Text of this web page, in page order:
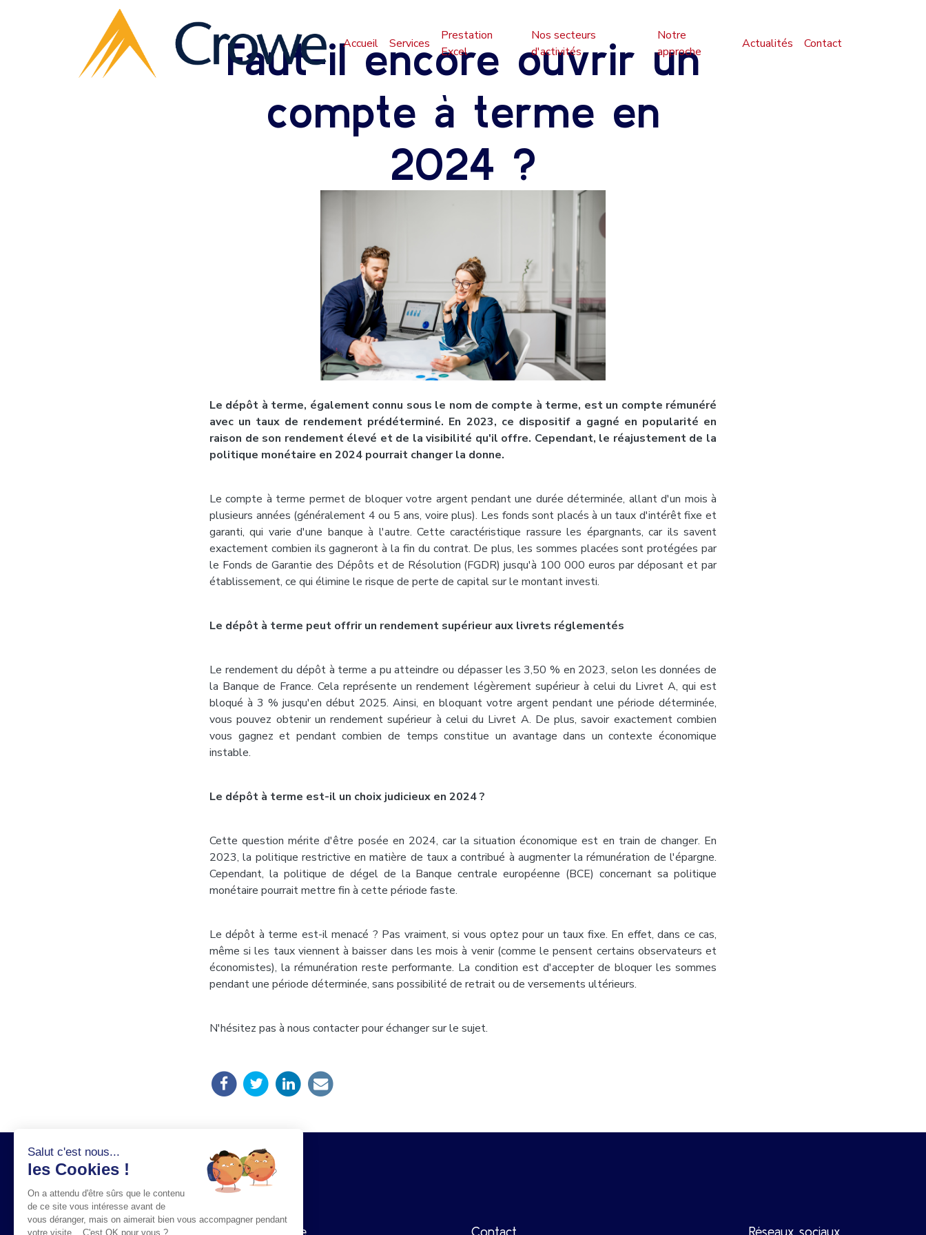
Salut c'est nous...
les Cookies !
On a attendu d'être sûrs que le contenu
de ce site vous intéresse avant de
vous déranger, mais on aimerait bien vous accompagner pendant
votre visite... C'est OK pour vous ?
Accueil Services
Prestation
Excel
Nos secteurs
d'activités
Notre
approche
Actualités Contact
Faut-il encore ouvrir un
compte à terme en
2024 ?
Le dépôt à terme, également connu sous le nom de compte à terme, est un compte rémunéré
avec un taux de rendement prédéterminé. En 2023, ce dispositif a gagné en popularité en
raison de son rendement élevé et de la visibilité qu'il offre. Cependant, le réajustement de la
politique monétaire en 2024 pourrait changer la donne.
Le compte à terme permet de bloquer votre argent pendant une durée déterminée, allant d'un mois à
plusieurs années (généralement 4 ou 5 ans, voire plus). Les fonds sont placés à un taux d'intérêt fixe et
garanti, qui varie d'une banque à l'autre. Cette caractéristique rassure les épargnants, car ils savent
exactement combien ils gagneront à la fin du contrat. De plus, les sommes placées sont protégées par
le Fonds de Garantie des Dépôts et de Résolution (FGDR) jusqu'à 100 000 euros par déposant et par
établissement, ce qui élimine le risque de perte de capital sur le montant investi.
Le dépôt à terme peut offrir un rendement supérieur aux livrets réglementés
Le rendement du dépôt à terme a pu atteindre ou dépasser les 3,50 % en 2023, selon les données de
la Banque de France. Cela représente un rendement légèrement supérieur à celui du Livret A, qui est
bloqué à 3 % jusqu'en début 2025. Ainsi, en bloquant votre argent pendant une période déterminée,
vous pouvez obtenir un rendement supérieur à celui du Livret A. De plus, savoir exactement combien
vous gagnez et pendant combien de temps constitue un avantage dans un contexte économique
instable.
Le dépôt à terme est-il un choix judicieux en 2024 ?
Cette question mérite d'être posée en 2024, car la situation économique est en train de changer. En
2023, la politique restrictive en matière de taux a contribué à augmenter la rémunération de l'épargne.
Cependant, la politique de dégel de la Banque centrale européenne (BCE) concernant sa politique
monétaire pourrait mettre fin à cette période faste.
Le dépôt à terme est-il menacé ? Pas vraiment, si vous optez pour un taux fixe. En effet, dans ce cas,
même si les taux viennent à baisser dans les mois à venir (comme le pensent certains observateurs et
économistes), la rémunération reste performante. La condition est d'accepter de bloquer les sommes
pendant une période déterminée, sans possibilité de retrait ou de versements ultérieurs.
N'hésitez pas à nous contacter pour échanger sur le sujet.
Adresse Contact Réseaux sociaux